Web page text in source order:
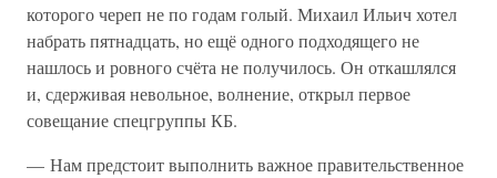
которого череп не по годам голый. Михаил Ильич хотел
набрать пятнадцать, но ещё одного подходящего не
нашлось и ровного счёта не получилось. Он откашлялся
и, сдерживая невольное, волнение, открыл первое
совещание спецгруппы КБ.
— Нам предстоит выполнить важное правительственное